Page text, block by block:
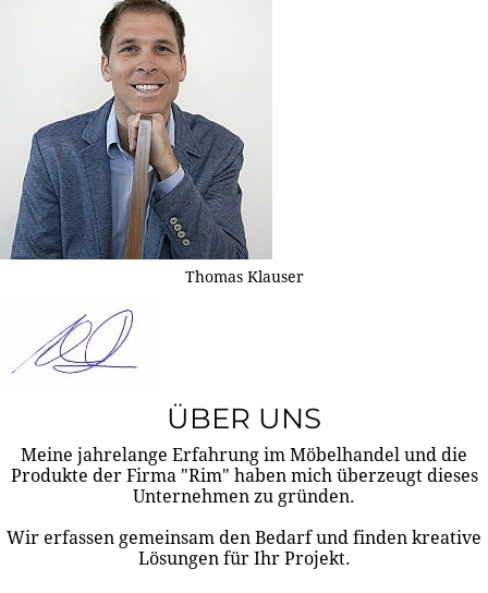
Thomas Klauser
ÜBER UNS
Meine jahrelange Erfahrung im Möbelhandel und die
Produkte der Firma "Rim" haben mich überzeugt dieses
Unternehmen zu gründen.
Wir erfassen gemeinsam den Bedarf und finden kreative
Lösungen für Ihr Projekt.